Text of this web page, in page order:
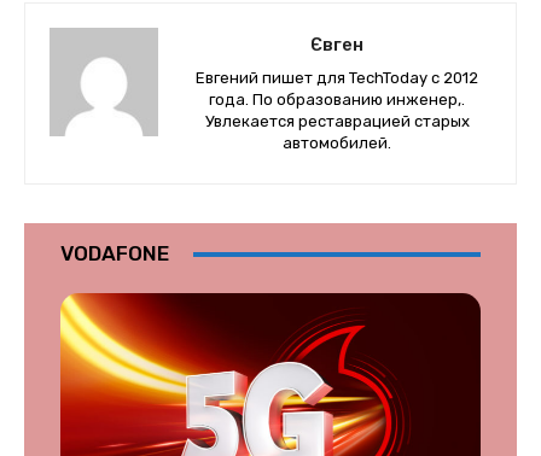
Євген
Евгений пишет для TechToday с 2012
года. По образованию инженер,.
Увлекается реставрацией старых
автомобилей.
VODAFONE